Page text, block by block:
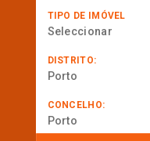
TIPO DE IMÓVEL
Seleccionar
DISTRITO:
Porto
CONCELHO:
Porto